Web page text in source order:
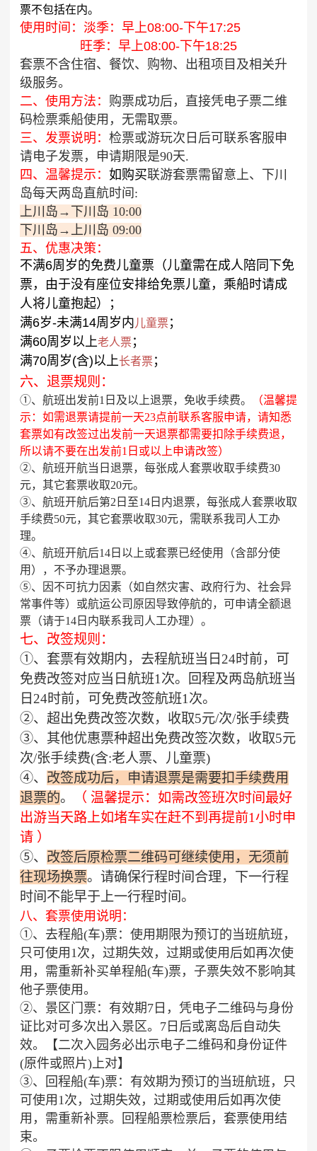
票不包括在内。
使用时间：淡季：早上08:00-下午17:25
旺季：早上08:00-下午18:25
套票不含住宿、餐饮、购物、出租项目及相关升
级服务。
二、使用方法： 购票成功后，直接凭电子票二维
码检票乘船使用，无需取票。
三、发票说明： 检票或游玩次日后可联系客服申
请电子发票，申请期限是90天.
四、温馨提示： 如购买联游套票需留意上、下川
岛每天两岛直航时间:
上川岛→下川岛 10:00
下川岛→上川岛 09:00
五、优惠决策：
不满6周岁的免费儿童票（儿童需在成人陪同下免
票，由于没有座位安排给免票儿童，乘船时请成
人将儿童抱起）；
满6岁-未满14周岁内 儿童票；
满60周岁以上老人票；
满70周岁(含)以上长者票；
六、退票规则：
①、航班出发前1日及以上退票，免收手续费。
（温馨提
示：如需退票请提前一天23点前联系客服申请，请知悉
套票如有改签过出发前一天退票都需要扣除手续费退，
所以请不要在出发前1日或以上申请改签）
②、航班开航当日退票，每张成人套票收取手续费30
元，其它套票收取20元。
③、航班开航后第2日至14日内退票，每张成人套票收取
手续费50元，其它套票收取30元，需联系我司人工办
理。
④、航班开航后14日以上或套票已经使用（含部分使
用），不予办理退票。
⑤、因不可抗力因素（如自然灾害、政府行为、社会异
常事件等）或航运公司原因导致停航的，可申请全额退
票（请于14日内联系我司人工办理）。
七、改签规则：
①、套票有效期内，去程航班当日24时前，可
免费改签对应当日航班1次。回程及两岛航班当
日24时前，可免费改签航班1次。
②、超出免费改签次数，收取5元/次/张手续费
③、其他优惠票种超出免费改签次数，收取5元
次/张手续费(含:老人票、儿童票)
④、 改签成功后，申请退票是需要扣手续费用
退票的。
（ 温馨提示：如需改签班次时间最好
出游当天路上如堵车实在赶不到再提前1小时申
请 ）
⑤、 改签后原检票二维码可继续使用，无须前
往现场换票。请确保行程时间合理，下一行程
时间不能早于上一行程时间。
八、套票使用说明：
①、去程船(车)票：使用期限为预订的当班航班，
只可使用1次，过期失效，过期或使用后如再次使
用，需重新补买单程船(车)票，子票失效不影响其
他子票使用。
②、景区门票：有效期7日，凭电子二维码与身份
证比对可多次出入景区。7日后或离岛后自动失
效。【二次入园务必出示电子二维码和身份证件
(原件或照片)上对】
③、回程船(车)票：有效期为预订的当班航班，只
可使用1次，过期失效，过期或使用后如再次使
用，需重新补票。回程船票检票后，套票使用结
束。